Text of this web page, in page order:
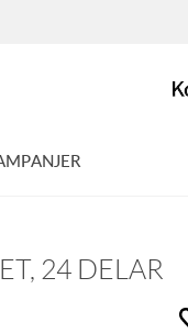
24 DELAR